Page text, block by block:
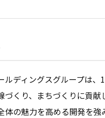
ルディングスグループは
づくり、まちづくりに貢
体の魅力を高める開発を強